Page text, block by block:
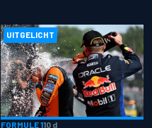
UITGELICHT
FORMULE 110 d